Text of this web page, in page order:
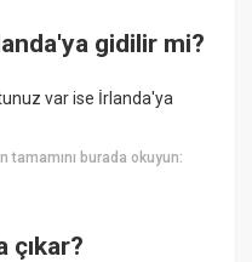
gidilir mi?
var ise İrlanda'ya
tamamını burada okuyun:
çıkar?